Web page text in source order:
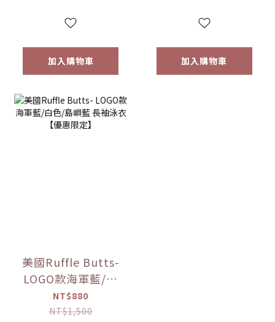
洋藍綠色條紋/彩虹
灘天堂/海洋地平線/
大海閃亮」 男童泳
加入購物車 加入購物車
美國Ruffle Butts-
LOGO款海軍藍/白
色/島嶼藍 長袖泳衣
【優惠限定】
NT$880
NT$1,500